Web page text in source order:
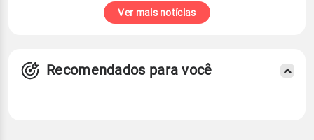
Ver mais notícias
Recomendados para você